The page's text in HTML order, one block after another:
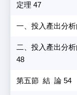
定理 47
一、投入產出分
二、投入產出分
48
第五節 結 論 54